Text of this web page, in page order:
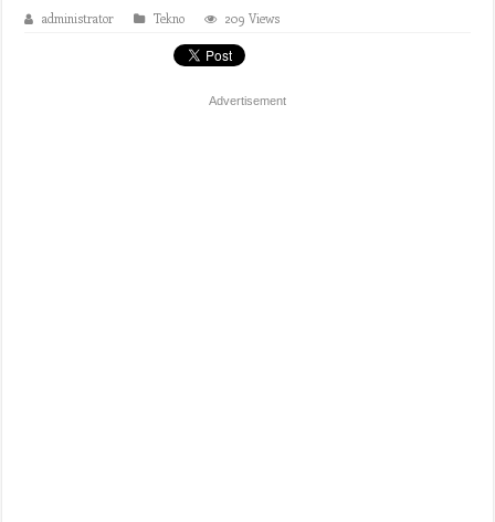
administrator Tekno 209 Views
Advertisement